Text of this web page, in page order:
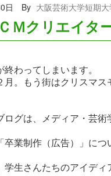
日 By 大阪芸術大学短期
Ｍクリエイタ
わってしまいます。
月。もう街はクリスマス
グは、
メディア・芸術
卒業制作（広告）」につ
学生さんたちのアイディ